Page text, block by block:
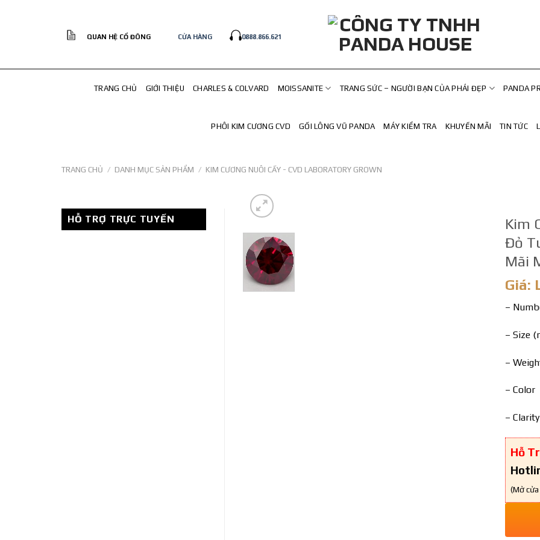
QUAN HỆ CỔ ĐÔNG CỬA HÀNG 0888.866.621
TRANG CHỦ GIỚI THIỆU CHARLES & COLVARD MOISSANITE TRANG SỨC – NGƯỜI BẠN CỦA PHÁI ĐẸP PANDA
PHÔI KIM CƯƠNG CVD GỐI LÔNG VŨ PANDA MÁY KIỂM TRA KHUYẾN MÃI TIN TỨC
TRANG CHỦ / DANH MỤC SẢN PHẨM / KIM CƯƠNG NUÔI CẤY - CVD LABORATORY GROWN
HỖ TRỢ TRỰC TUYẾN
Kim
Đỏ
Mãi
Giá:
–
– Size
–
–
–
Hỗ
(Mở